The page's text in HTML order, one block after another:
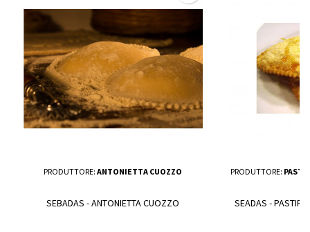
PRODUTTORE: ANTONIETTA CUOZZO
SEBADAS - ANTONIETTA CUOZZO
PRODUTTORE:
SEADAS -